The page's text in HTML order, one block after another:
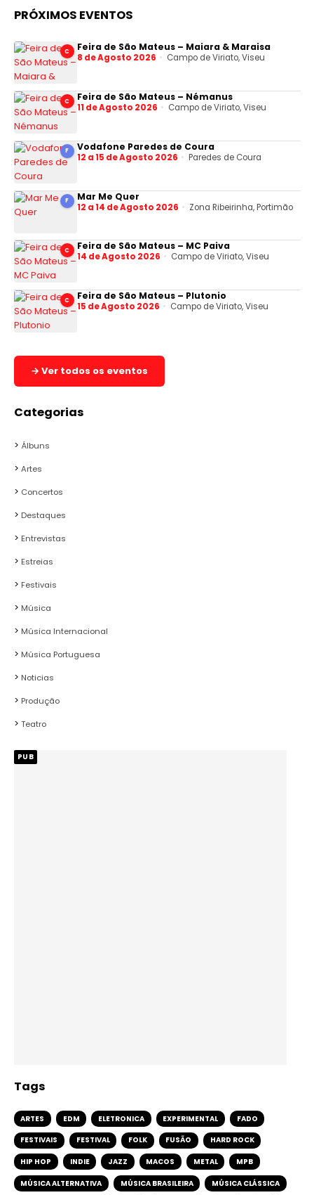
PRÓXIMOS EVENTOS
C Feira de São Mateus – Maiara & Maraisa
8 de Agosto 2026 Campo de Viriato, Viseu
C Feira de São Mateus – Némanus
11 de Agosto 2026 Campo de Viriato, Viseu
F Vodafone Paredes de Coura
12 a 15 de Agosto 2026 Paredes de Coura
F Mar Me Quer
12 a 14 de Agosto 2026 Zona Ribeirinha, Portimão
C Feira de São Mateus – MC Paiva
14 de Agosto 2026 Campo de Viriato, Viseu
C Feira de São Mateus – Plutonio
15 de Agosto 2026 Campo de Viriato, Viseu
→ Ver todos os eventos
Categorias
Álbuns
Artes
Concertos
Destaques
Entrevistas
Estreias
Festivais
Música
Música Internacional
Música Portuguesa
Noticias
Produção
Teatro
PUB
Tags
ARTES EDM ELETRONICA EXPERIMENTAL FADO
FESTIVAIS FESTIVAL FOLK FUSÃO HARD ROCK
HIP HOP INDIE JAZZ MACOS METAL MPB
MÚSICA ALTERNATIVA MÚSICA BRASILEIRA MÚSICA CLÁSSICA